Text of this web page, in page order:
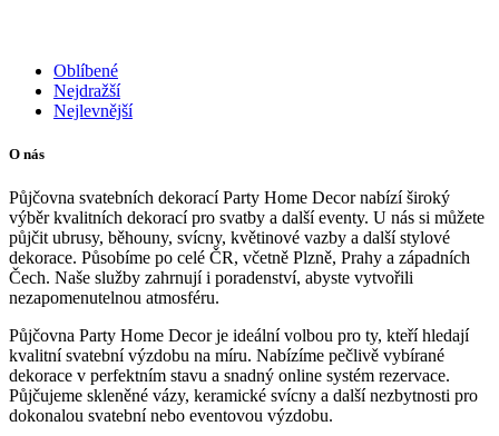
Oblíbené
Nejdražší
Nejlevnější
O nás
Půjčovna svatebních dekorací Party Home Decor nabízí široký
výběr kvalitních dekorací pro svatby a další eventy. U nás si můžete
půjčit ubrusy, běhouny, svícny, květinové vazby a další stylové
dekorace. Působíme po celé ČR, včetně Plzně, Prahy a západních
Čech. Naše služby zahrnují i poradenství, abyste vytvořili
nezapomenutelnou atmosféru.
Půjčovna Party Home Decor je ideální volbou pro ty, kteří hledají
kvalitní svatební výzdobu na míru. Nabízíme pečlivě vybírané
dekorace v perfektním stavu a snadný online systém rezervace.
Půjčujeme skleněné vázy, keramické svícny a další nezbytnosti pro
dokonalou svatební nebo eventovou výzdobu.